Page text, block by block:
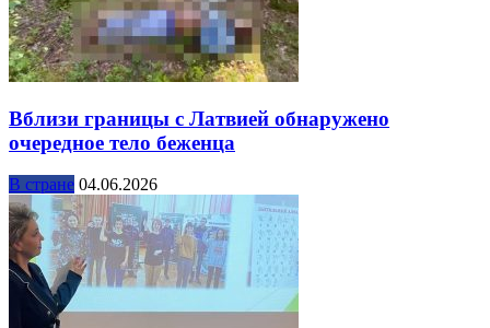
Вблизи границы с Латвией обнаружено
очередное тело беженца
В стране 04.06.2026